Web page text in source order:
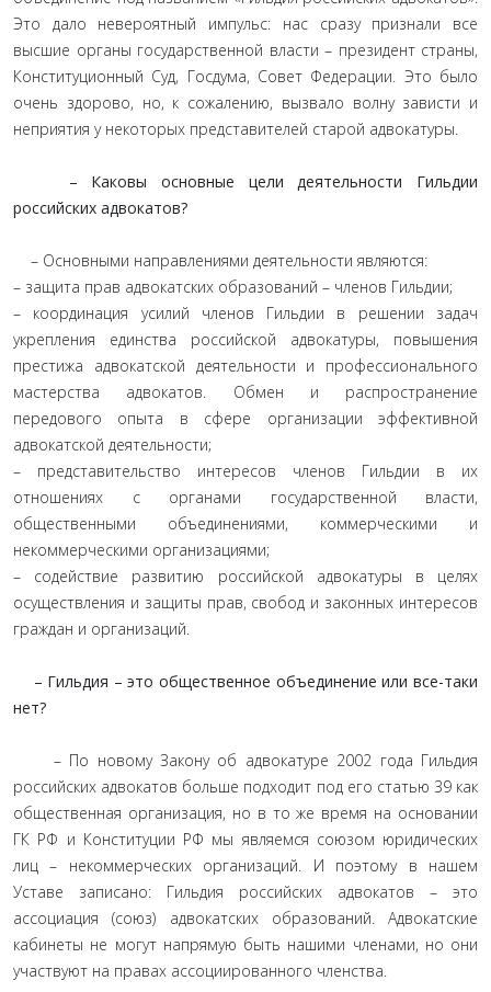
Это дало невероятный импульс: нас сразу признали все
высшие органы государственной власти – президент страны,
Конституционный Суд, Госдума, Совет Федерации. Это было
очень здорово, но, к сожалению, вызвало волну зависти и
неприятия у некоторых представителей старой адвокатуры.
– Каковы основные цели деятельности Гильдии
российских адвокатов?
– Основными направлениями деятельности являются:
– защита прав адвокатских образований – членов Гильдии;
– координация усилий членов Гильдии в решении задач
укрепления единства российской адвокатуры, повышения
престижа адвокатской деятельности и профессионального
мастерства адвокатов. Обмен и распространение
передового опыта в сфере организации эффективной
адвокатской деятельности;
– представительство интересов членов Гильдии в их
отношениях с органами государственной власти,
общественными объединениями, коммерческими и
некоммерческими организациями;
– содействие развитию российской адвокатуры в целях
осуществления и защиты прав, свобод и законных интересов
граждан и организаций.
– Гильдия – это общественное объединение или все-таки
нет?
– По новому Закону об адвокатуре 2002 года Гильдия
российских адвокатов больше подходит под его статью 39 как
общественная организация, но в то же время на основании
ГК РФ и Конституции РФ мы являемся союзом юридических
лиц – некоммерческих организаций. И поэтому в нашем
Уставе записано: Гильдия российских адвокатов – это
ассоциация (союз) адвокатских образований. Адвокатские
кабинеты не могут напрямую быть нашими членами, но они
участвуют на правах ассоциированного членства.